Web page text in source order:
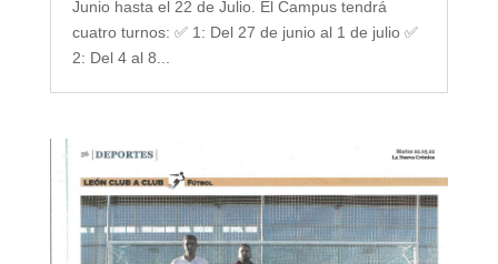
Junio hasta el 22 de Julio. El Campus tendrá
cuatro turnos: ✅ 1: Del 27 de junio al 1 de julio ✅
2: Del 4 al 8...